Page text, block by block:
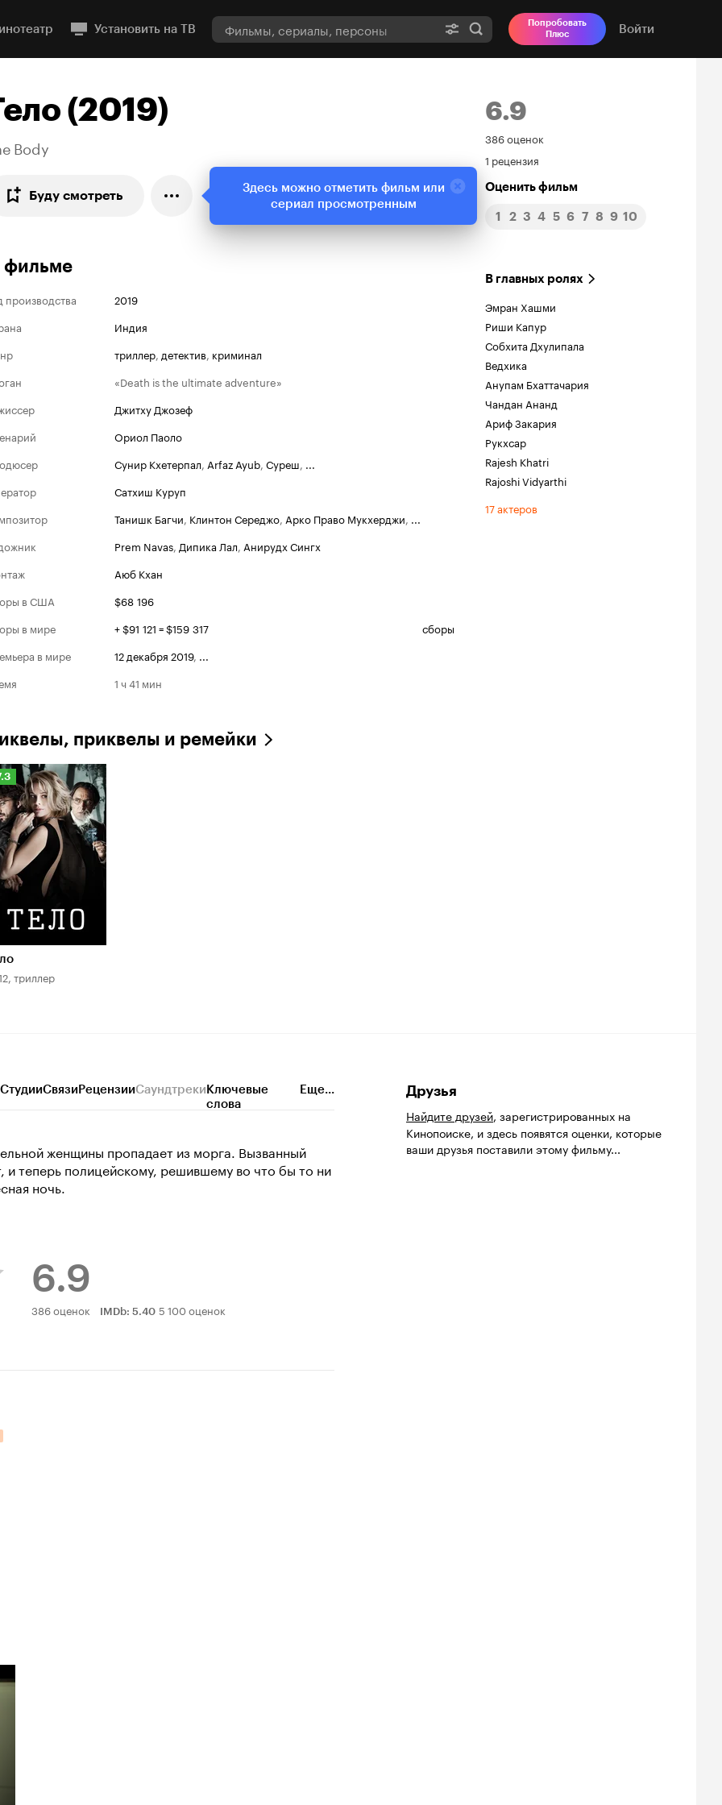
Установить на ТВ
Попробовать
Плюс
Войти
(2019)
Body
Буду смотреть
6.9
Рейтинг
Кинопоиска
6.9
386 оценок
1 рецензия
Оценить фильм
1 2 3 4 5 6 7 8 9 10
производства
2019
Индия
триллер, детектив, криминал
«Death is the ultimate adventure»
Джитху Джозеф
Ориол Паоло
Сунир Кхетерпал, Arfaz Ayub, Суреш, ...
Сатхиш Куруп
Танишк Багчи, Клинтон Середжо, Арко Право Мукхерджи, ...
Prem Navas, Дипика Лал, Анирудх Сингх
Аюб Кхан
в США
$68 196
в мире
+ $91 121 = $159 317
сборы
в мире
12 декабря 2019, ...
1 ч 41 мин
В главных ролях
Эмран Хашми
Риши Капур
Собхита Дхулипала
Ведхика
Анупам Бхаттачария
Чандан Ананд
Ариф Закария
Рукхсар
Rajesh Khatri
Rajoshi Vidyarthi
17 актеров
приквелы и ремейки
триллер
СтудииСвязиРецензииСаундтрекиКлючевые
слова
Еще...
женщины пропадает из морга. Вызванный
теперь полицейскому, решившему во что бы то ни
ночь.
6.9
Рейтинг
386 оценок IMDb: 5.40 5 100 оценок
оценок: 6.
Друзья
Найдите друзей, зарегистрированных на
Кинопоиске, и здесь появятся оценки, которые
ваши друзья поставили этому фильму...
Здесь можно отметить фильм или
сериал просмотренным